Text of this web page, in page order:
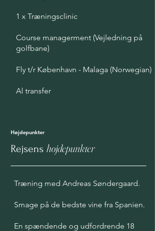
1 x Træningsclinic
Course managerment (Vejledning på
golfbane)
Fly t/r København - Malaga (Norwegian)
Al transfer
Højdepunkter
Rejsens højdepunkter
Træning med Andreas Søndergaard.
Smage på de bedste vine fra Spanien.
En spændende og udfordrende 18